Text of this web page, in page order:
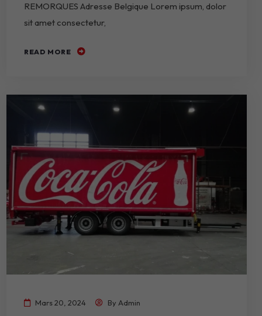
REMORQUES Adresse Belgique Lorem ipsum, dolor
sit amet consectetur,
READ MORE
Mars 20, 2024 By Admin